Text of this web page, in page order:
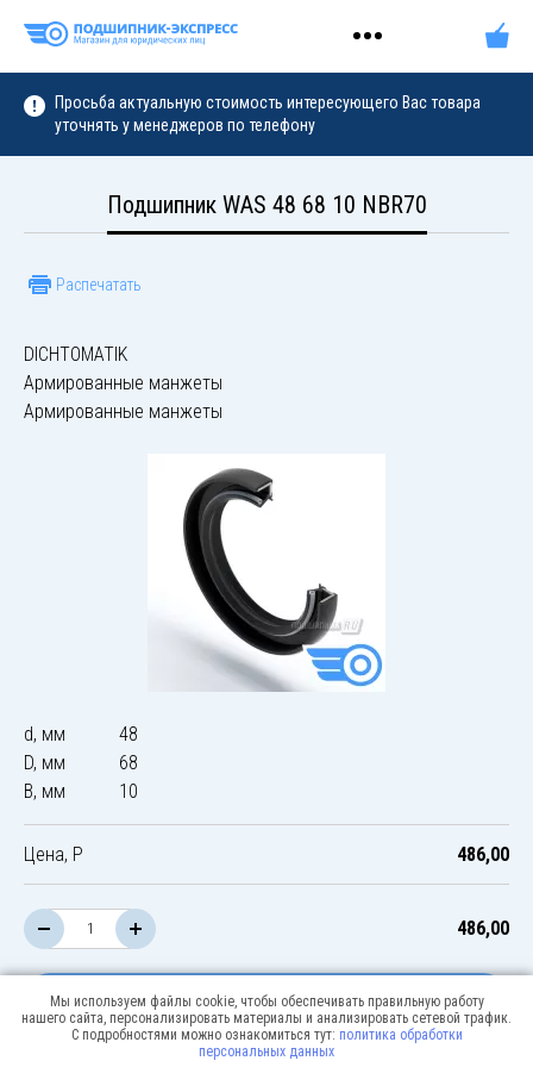
Просьба актуальную стоимость интересующего Вас товара
уточнять у менеджеров по телефону
Подшипник WAS 48 68 10 NBR70
Распечатать
DICHTOMATIK
Армированные манжеты
Армированные манжеты
d, мм
48
D, мм
68
B, мм
10
Цена, Р 486,00
486,00
В корзину
Мы используем файлы cookie, чтобы обеспечивать правильную работу
нашего сайта, персонализировать материалы и анализировать сетевой трафик.
С подробностями можно ознакомиться тут: политика обработки
персональных данных